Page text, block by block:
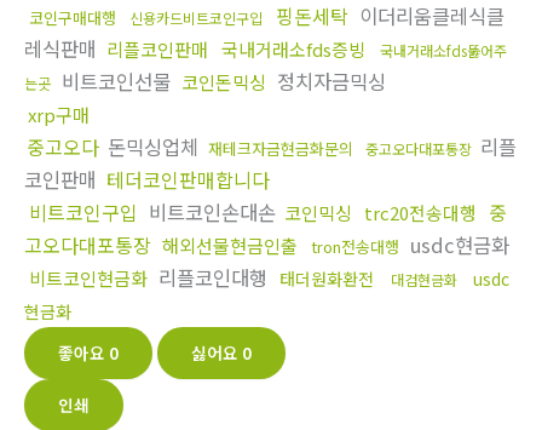
코인구매대행 신용카드비트코인구입 핑돈세탁 이더리움클레식클
레식판매 리플코인판매 국내거래소fds증빙
국내거래소fds뚫어주
는곳 비트코인선물 코인돈믹싱 정치자금믹싱
xrp구매
중고오다 돈믹싱업체 재테크자금현금화문의 중고오다대포통장 리플
코인판매 테더코인판매합니다
비트코인구입 비트코인손대손 코인믹싱 trc20전송대행
중
고오다대포통장 해외선물현금인출 tron전송대행 usdc현금화
비트코인현금화 리플코인대행 태더원화환전 대검현금화
usdc
현금화
좋아요 0 싫어요 0
인쇄